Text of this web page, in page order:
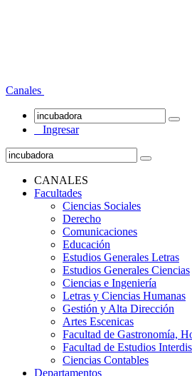
Canales
Ingresar
CANALES
Facultades
Ciencias Sociales
Derecho
Comunicaciones
Educación
Estudios Generales Letras
Estudios Generales Ciencias
Ciencias e Ingeniería
Letras y Ciencias Humanas
Gestión y Alta Dirección
Artes Escenicas
Facultad de Gastronomía,
Facultad de Estudios
Ciencias Contables
Departamentos